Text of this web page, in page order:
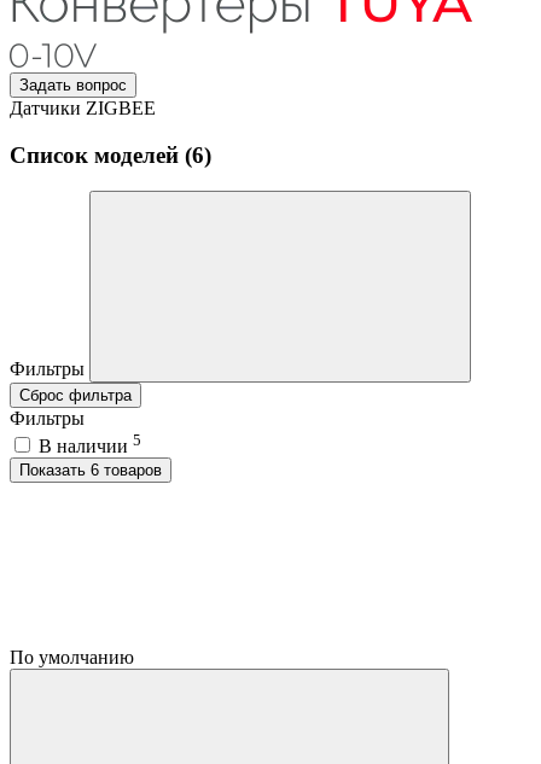
Задать вопрос
Датчики ZIGBEE
Список моделей (6)
Фильтры
Сброс фильтра
Фильтры
В наличии 5
Показать 6 товаров
По умолчанию